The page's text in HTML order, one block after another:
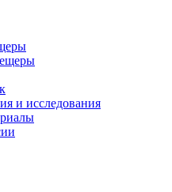
и исследования